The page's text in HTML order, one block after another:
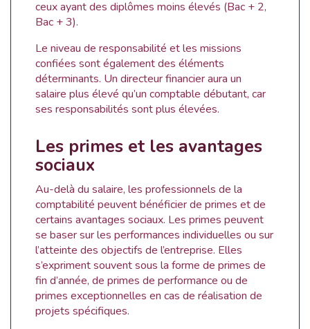
ceux ayant des diplômes moins élevés (Bac + 2,
Bac + 3).
Le niveau de responsabilité et les missions
confiées sont également des éléments
déterminants. Un directeur financier aura un
salaire plus élevé qu’un comptable débutant, car
ses responsabilités sont plus élevées.
Les primes et les avantages
sociaux
Au-delà du salaire, les professionnels de la
comptabilité peuvent bénéficier de primes et de
certains avantages sociaux. Les primes peuvent
se baser sur les performances individuelles ou sur
l’atteinte des objectifs de l’entreprise. Elles
s’expriment souvent sous la forme de primes de
fin d’année, de primes de performance ou de
primes exceptionnelles en cas de réalisation de
projets spécifiques.